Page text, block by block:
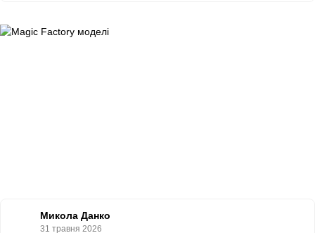
Микола Данко
31 травня 2026